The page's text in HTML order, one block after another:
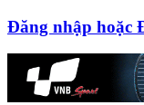
Đăng nhập hoặc